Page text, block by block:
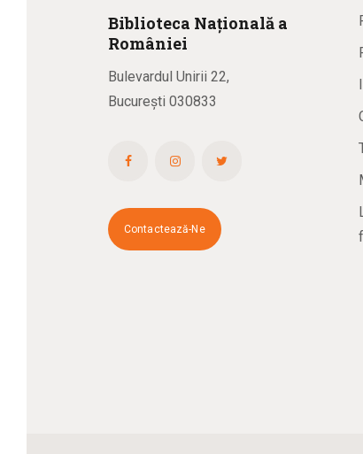
Biblioteca Națională a
României
Bulevardul Unirii 22,
București 030833
Contactează-Ne